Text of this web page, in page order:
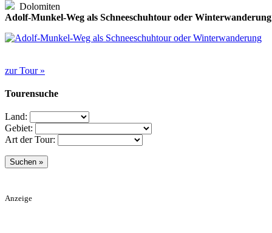
Dolomiten
Adolf-Munkel-Weg als Schneeschuhtour oder Winterwanderung
zur Tour »
Tourensuche
Land:
Gebiet:
Art der Tour:
Anzeige